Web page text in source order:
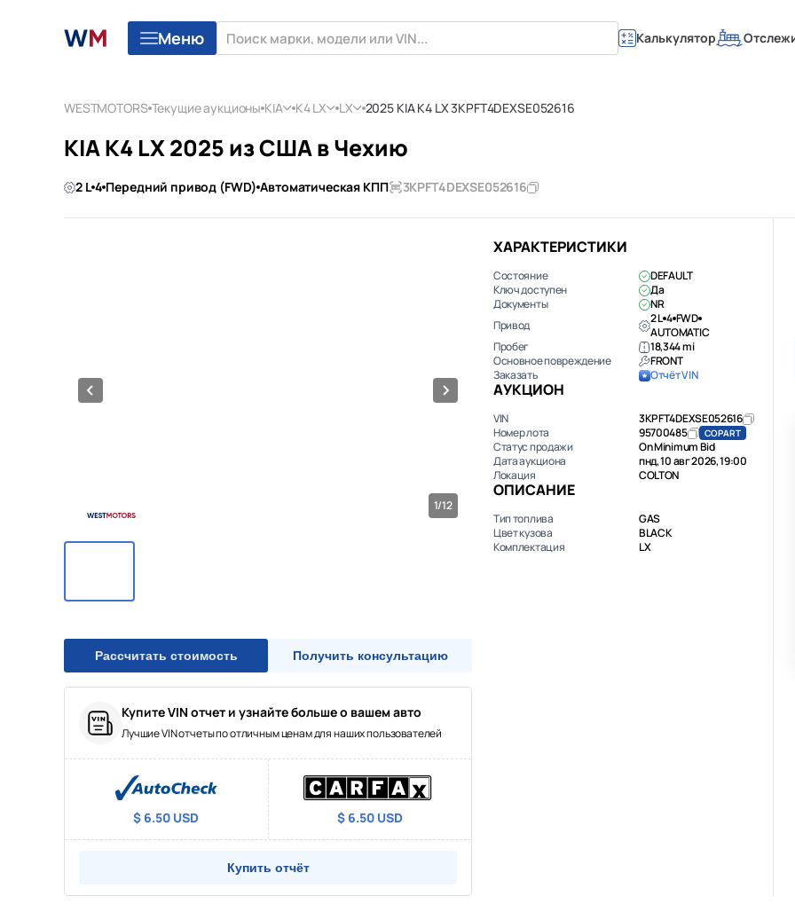
Меню Калькулятор
WESTMOTORS Текущие аукционы KIA K4 LX LX 2025 KIA K4 LX 3KPFT4DEXSE052616
KIA K4 LX 2025 из США в Чехию
2 L 4 Передний привод (FWD) Автоматическая КПП 3KPFT4DEXSE052616
1/12
Рассчитать стоимость Получить консультацию
Купите VIN отчет и узнайте больше о вашем авто
Лучшие VIN отчеты по отличным ценам для наших пользователей
$ 6.50 USD $ 6.50 USD
Купить отчёт
ХАРАКТЕРИСТИКИ
Состояние
DEFAULT
Ключ доступен
Да
Документы
NR
Привод
2 L 4 FWD
AUTOMATIC
Пробег
18,344 mi
Основное повреждение
FRONT
Заказать
Отчёт VIN
АУКЦИОН
VIN
3KPFT4DEXSE052616
Номер лота
95700485 COPART
Статус продажи
On Minimum Bid
Дата аукциона
пнд, 10 авг 2026, 19:00
Локация
COLTON
ОПИСАНИЕ
Тип топлива
GAS
Цвет кузова
BLACK
Комплектация
LX